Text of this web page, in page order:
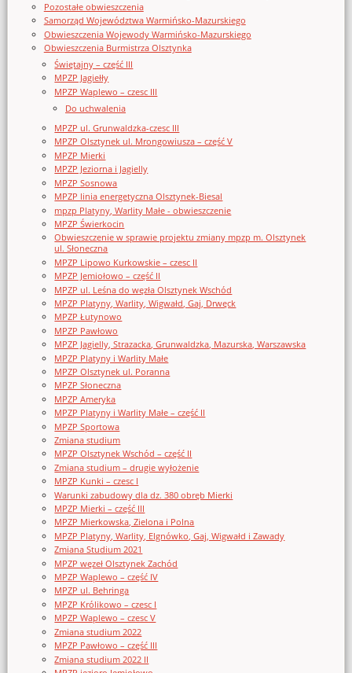
Pozostałe obwieszczenia
Samorząd Województwa Warmińsko-Mazurskiego
Obwieszczenia Wojewody Warmińsko-Mazurskiego
Obwieszczenia Burmistrza Olsztynka
Świętajny – część III
MPZP Jagiełły
MPZP Waplewo – czesc III
Do uchwalenia
MPZP ul. Grunwaldzka-czesc III
MPZP Olsztynek ul. Mrongowiusza – część V
MPZP Mierki
MPZP Jeziorna i Jagielly
MPZP Sosnowa
MPZP linia energetyczna Olsztynek-Biesal
mpzp Platyny, Warlity Małe - obwieszczenie
MPZP Świerkocin
Obwieszczenie w sprawie projektu zmiany mpzp m. Olsztynek
ul. Słoneczna
MPZP Lipowo Kurkowskie – czesc II
MPZP Jemiołowo – część II
MPZP ul. Leśna do węzła Olsztynek Wschód
MPZP Platyny, Warlity, Wigwałd, Gaj, Drwęck
MPZP Łutynowo
MPZP Pawłowo
MPZP Jagielly, Strazacka, Grunwaldzka, Mazurska, Warszawska
MPZP Platyny i Warlity Małe
MPZP Olsztynek ul. Poranna
MPZP Słoneczna
MPZP Ameryka
MPZP Platyny i Warlity Małe – część II
MPZP Sportowa
Zmiana studium
MPZP Olsztynek Wschód – część II
Zmiana studium – drugie wyłożenie
MPZP Kunki – czesc I
Warunki zabudowy dla dz. 380 obręb Mierki
MPZP Mierki – część III
MPZP Mierkowska, Zielona i Polna
MPZP Platyny, Warlity, Elgnówko, Gaj, Wigwałd i Zawady
Zmiana Studium 2021
MPZP węzeł Olsztynek Zachód
MPZP Waplewo – część IV
MPZP ul. Behringa
MPZP Królikowo – czesc I
MPZP Waplewo – czesc V
Zmiana studium 2022
MPZP Pawłowo – część III
Zmiana studium 2022 II